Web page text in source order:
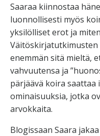
Saaraa kiinnostaa
luonnollisesti myös
yksilölliset erot ja
Väitöskirjatutkimusten
enemmän sitä mieltä,
vahvuutensa ja
pärjäävä koira saattaa
ominaisuuksia, jotka
arvokkaita.
Blogissaan Saara